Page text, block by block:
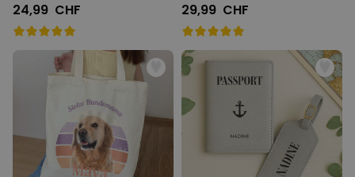
24,99 CHF 29,99 CHF